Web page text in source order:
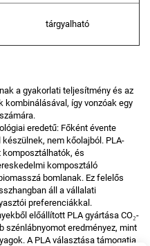
tárgyalható
a gyakorlati teljesítmény és az
kombinálásával, így vonzóak egy
eredetű: Főként évente
nem kőolajból. PLA-
és
komposztáló
bomlanak. Ez felelős
áll a vállalati
preferenciákkal.
előállított PLA gyártása CO₂-
szénlábnyomot eredményez, mint
A PLA választása támogatja